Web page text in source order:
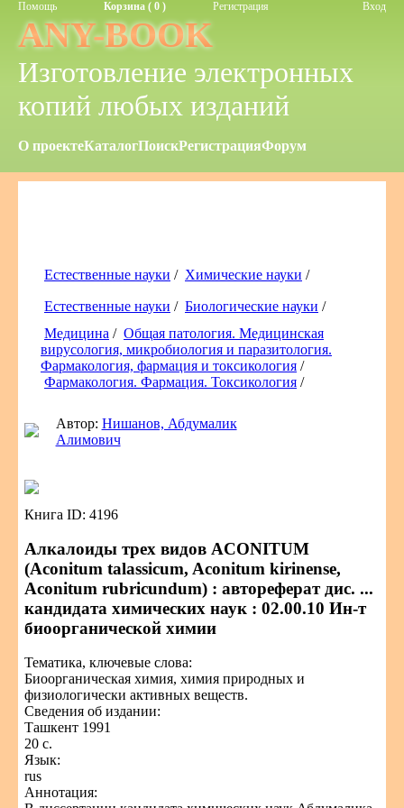
Помощь Корзина ( 0 ) Регистрация Вход
ANY-BOOK
Изготовление электронных
копий любых изданий
О проектеКаталогПоискРегистрацияФорум
Естественные науки / Химические науки /
Естественные науки / Биологические науки /
Медицина / Общая патология. Медицинская
вирусология, микробиология и паразитология.
Фармакология, фармация и токсикология /
Фармакология. Фармация. Токсикология /
Автор: Нишанов, Абдумалик
Алимович
Книга ID: 4196
Алкалоиды трех видов ACONITUM
(Aconitum talassicum, Aconitum kirinense,
Aconitum rubricundum) : автореферат дис. ...
кандидата химических наук : 02.00.10 Ин-т
биоорганической химии
Тематика, ключевые слова:
Биоорганическая химия, химия природных и
физиологически активных веществ.
Сведения об издании:
Ташкент 1991
20 с.
Язык:
rus
Аннотация: